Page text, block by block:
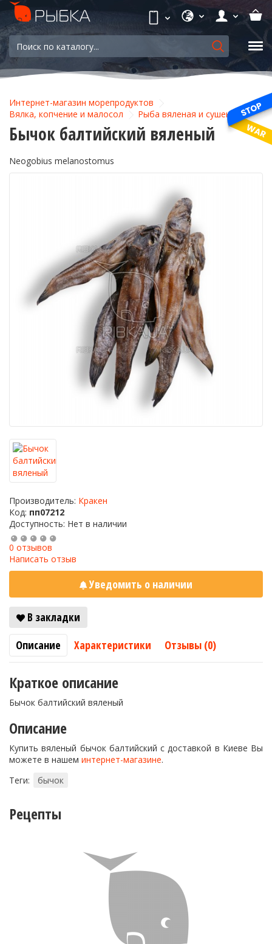
Интернет-магазин морепродуктов
Вялка, копчение и малосол
Рыба вяленая и сушеная
Бычок балтийский вяленый
Neogobius melanostomus
Производитель: Кракен
Код: пп07212
Доступность: Нет в наличии
0 отзывов
Написать отзыв
Уведомить о наличии
В закладки
Описание
Характеристики Отзывы (0)
Краткое описание
Бычок балтийский вяленый
Описание
Купить вяленый бычок балтийский с доставкой в Киеве Вы
можете в нашем интернет-магазине.
Теги:
бычок
Рецепты